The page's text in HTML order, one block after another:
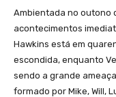
Ambientada no outono
acontecimentos
Hawkins está em
escondida, enquanto
sendo a grande
formado por Mike, Will,